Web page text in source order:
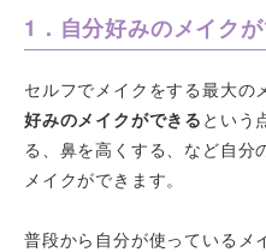
1．自分好みのメイク
セルフでメイクをする最大の
好みのメイクができる という
る、鼻を高くする、など自分
メイクができます。
普段から自分が使っているメ